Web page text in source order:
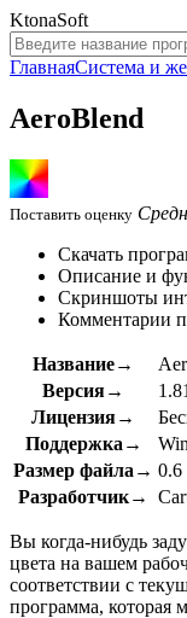
KtonaSoft
ГлавнаяСистема и
AeroBlend
Поставить оценку
Скачать
Описание и
Скриншоты
Комментарии
Название→
Версия→
1.81
Лицензия→
Поддержка→
Размер файла→
Разработчик→
Вы когда-нибудь
цвета на вашем
соответствии с
программа, которая